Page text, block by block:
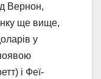
Вернон,
ще вище,
у
і Феї-